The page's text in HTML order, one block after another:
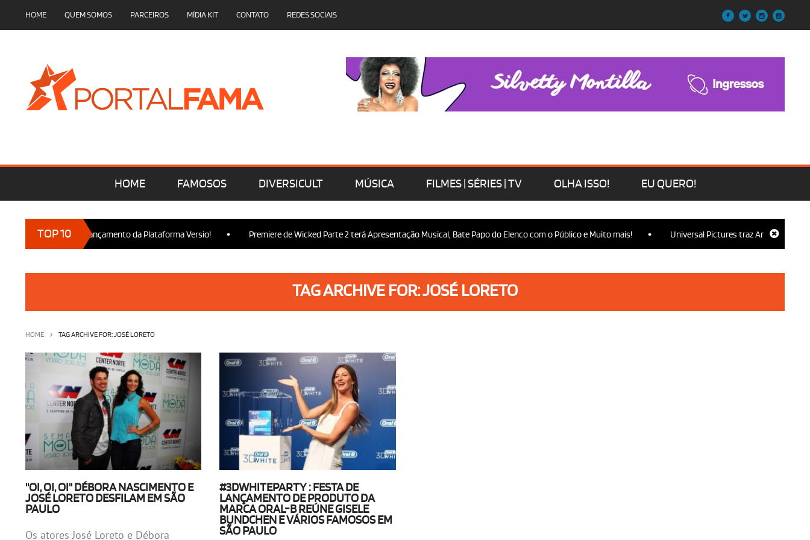
HOME QUEM SOMOS PARCEIROS MÍDIA KIT CONTATO REDES SOCIAIS
HOME FAMOSOS DIVERSICULT MÚSICA FILMES | SÉRIES | TV OLHA ISSO! EU QUERO!
TOP 10
presença no Lançamento da Plataforma Versio! Premiere de Wicked Parte 2 terá Apresentação Musical, Bate Papo do Elenco com o Público e Muito mais! Universal Pictures traz Ariana Grande,
TAG ARCHIVE FOR: JOSÉ LORETO
HOME TAG ARCHIVE FOR: JOSÉ LORETO
"OI, OI, OI" DÉBORA NASCIMENTO E
JOSÉ LORETO DESFILAM EM SÃO
PAULO
Os atores José Loreto e Débora
#3DWHITEPARTY : FESTA DE
LANÇAMENTO DE PRODUTO DA
MARCA ORAL-B REÚNE GISELE
BUNDCHEN E VÁRIOS FAMOSOS EM
SÃO PAULO